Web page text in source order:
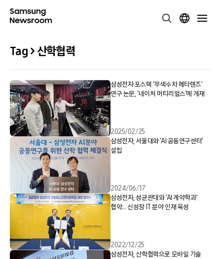
Tag > 산학협력
삼성전자·포스텍 ‘무색수차 메타렌즈’
연구 논문, ‘네이처 머티리얼스’에 게재
2025/02/25
삼성전자, 서울대와 ‘AI 공동연구센터’
설립
2024/06/17
삼성전자, 성균관대와 ‘AI 계약학과’
협약… 신성장 IT 분야 인재 육성
2022/12/25
삼성전자, 산학협력으로 모바일 기술